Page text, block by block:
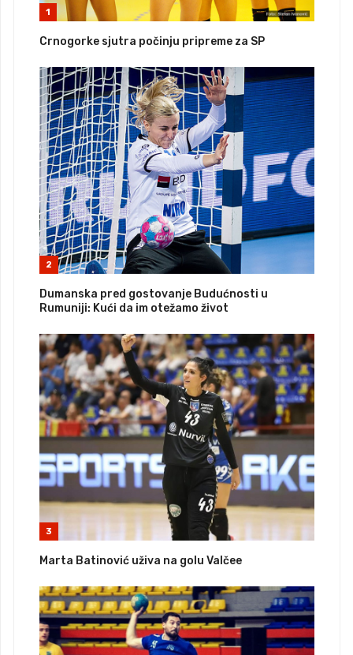
1
Crnogorke sjutra počinju pripreme za SP
2
Dumanska pred gostovanje Budućnosti u
Rumuniji: Kući da im otežamo život
3
Marta Batinović uživa na golu Valčee